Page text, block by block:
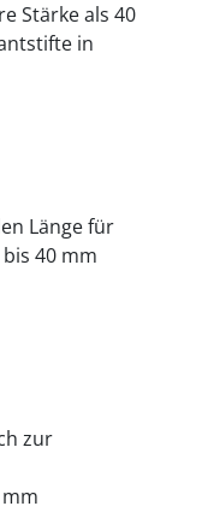
Stärke als 40
in
Länge für
40 mm
zur